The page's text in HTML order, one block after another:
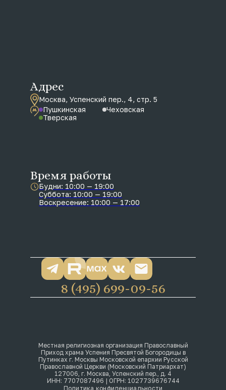
Местная религиозная организация Православный
Приход храма Успения Пресвятой Богородицы в
Путинках г. Москвы Московской епархии Русской
Православной Церкви (Московский Патриархат)
127006, г. Москва, Успенский пер., д. 4
ИНН: 7707087496 | ОГРН: 1027739676744
Политика конфиденциальности
8 (495) 699-09-56
Адрес
Москва, Успенский пер., 4, стр. 5
Пушкинская
Чеховская
Тверская
Время работы
Будни: 10:00 — 19:00
Суббота: 10:00 — 19:00
Воскресение: 10:00 — 17:00